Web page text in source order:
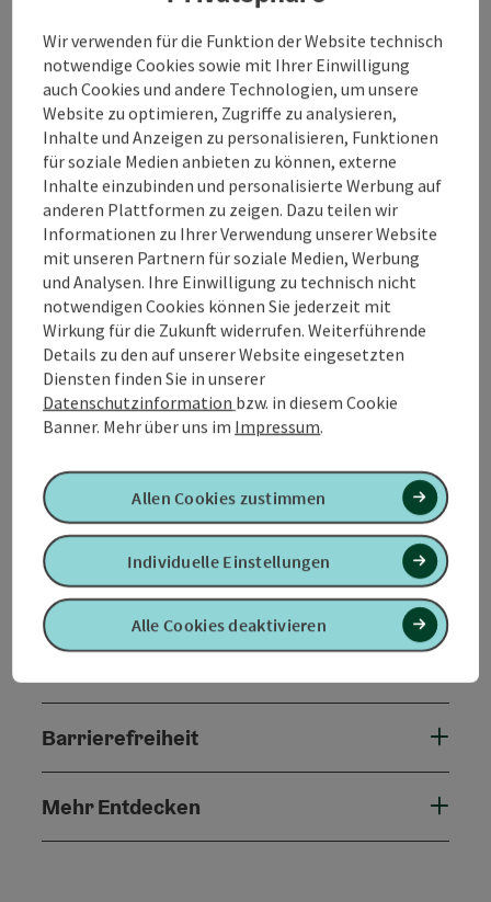
🎯Dart spielen
BeimGasthof Gramillersteht in einem Nebenraum
ein Dart-Automat zur Benützung zur Verfügung.
BeimHerbstheim’s Augustin...
Beschreibung vollständig anzeigen
Kontakt
Öffnungszeiten
Sportarten
Preise
Barrierefreiheit
Mehr Entdecken
Wir verwenden für die Funktion der Website technisch
notwendige Cookies sowie mit Ihrer Einwilligung
auch Cookies und andere Technologien, um unsere
Website zu optimieren, Zugriffe zu analysieren,
Inhalte und Anzeigen zu personalisieren, Funktionen
für soziale Medien anbieten zu können, externe
Inhalte einzubinden und personalisierte Werbung auf
anderen Plattformen zu zeigen. Dazu teilen wir
Informationen zu Ihrer Verwendung unserer Website
mit unseren Partnern für soziale Medien, Werbung
und Analysen. Ihre Einwilligung zu technisch nicht
notwendigen Cookies können Sie jederzeit mit
Wirkung für die Zukunft widerrufen. Weiterführende
Details zu den auf unserer Website eingesetzten
Diensten finden Sie in unserer
Datenschutzinformation bzw. in diesem Cookie
Banner. Mehr über uns im Impressum.
Alle Cookies deaktivieren
Individuelle Einstellungen
Allen Cookies zustimmen